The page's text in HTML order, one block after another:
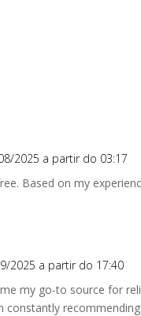
2025 a partir do 03:17
Based on my
2025 a partir do 17:40
my go-to source for
constantly